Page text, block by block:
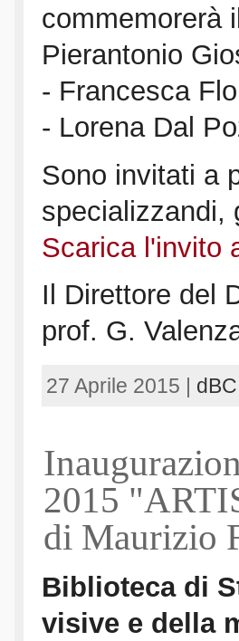
commemorerà
Pierantonio
- Francesca
- Lorena Dal
Sono invitati a
specializzandi,
Scarica l'invito
Il Direttore del
prof. G.
27 Aprile 2015 |
2015
di Maurizio
Biblioteca di
visive e della